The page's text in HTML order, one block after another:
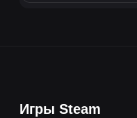
Игры Steam